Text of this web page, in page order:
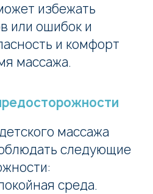
избежать
или ошибок и
и комфорт
массажа.
массажа
следующие
среда.